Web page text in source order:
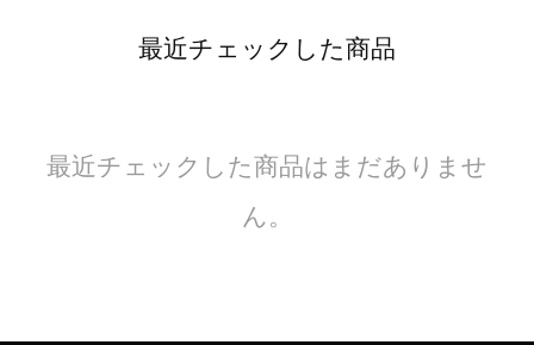
最近チェックした商品
最近チェックした商品はまだありませ
ん。